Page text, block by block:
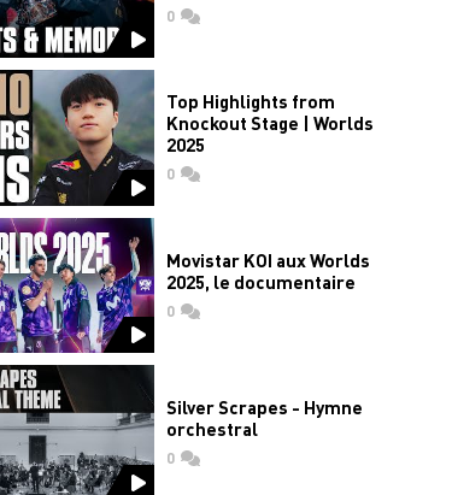
0commentaires
Top Highlights from
Knockout Stage | Worlds
2025
0commentaires
Movistar KOI aux Worlds
2025, le documentaire
0commentaires
Silver Scrapes - Hymne
orchestral
0commentaires